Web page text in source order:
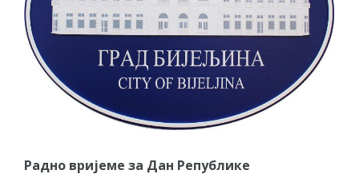
Радно вријеме за Дан Републике